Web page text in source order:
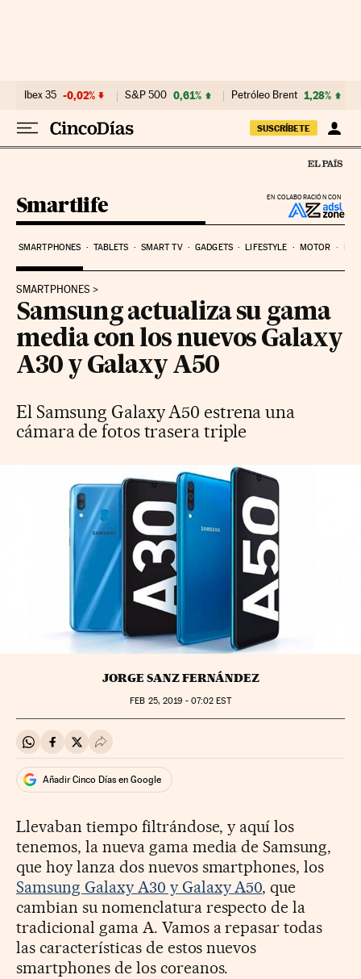
Ibex 35 -0,02% S&P 500 0,61% Petróleo Brent 1,28%
SUSCRÍBETE
EN COLABORACIÓN CON
Smartlife
SMARTPHONES TABLETS SMART TV GADGETS LIFESTYLE MOTOR
SMARTPHONES
Samsung actualiza su gama
media con los nuevos Galaxy
A30 y Galaxy A50
El Samsung Galaxy A50 estrena una
cámara de fotos trasera triple
JORGE SANZ FERNÁNDEZ
FEB 25, 2019 - 07:02 EST
Compartir en Whatsapp
Compartir en Facebook
Compartir en Twitter
Desplegar Redes Sociales
Añadir Cinco Días en Google
Llevaban tiempo filtrándose, y aquí los
tenemos, la nueva gama media de Samsung,
que hoy lanza dos nuevos smartphones, los
Samsung Galaxy A30 y Galaxy A50, que
cambian su nomenclatura respecto de la
tradicional gama A. Vamos a repasar todas
las características de estos nuevos
smartphones de los coreanos.